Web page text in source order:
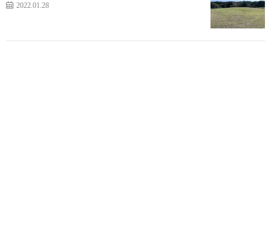
2022.01.28